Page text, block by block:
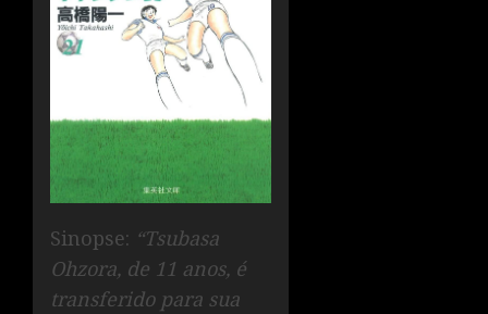
Sinopse: “Tsubasa
Ohzora, de 11 anos, é
transferido para sua